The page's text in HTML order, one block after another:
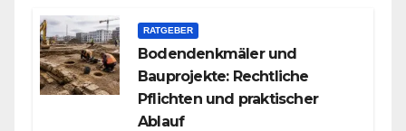
RATGEBER
Bodendenkmäler und
Bauprojekte: Rechtliche
Pflichten und praktischer
Ablauf